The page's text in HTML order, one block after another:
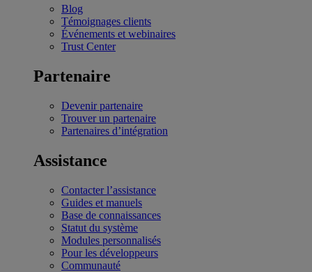
Blog
Témoignages clients
Événements et webinaires
Trust Center
Partenaire
Devenir partenaire
Trouver un partenaire
Partenaires d’intégration
Assistance
Contacter l’assistance
Guides et manuels
Base de connaissances
Statut du système
Modules personnalisés
Pour les développeurs
Communauté